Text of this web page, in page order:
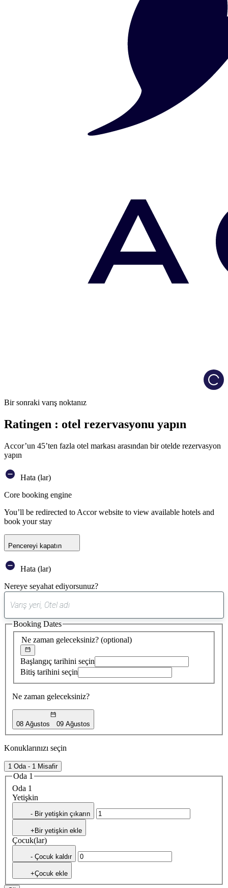
Bir sonraki varış noktanız
Ratingen : otel rezervasyonu yapın
Accor’un 45’ten fazla otel markası arasından bir otelde rezervasyon
yapın
Hata (lar)
Core booking engine
You’ll be redirected to Accor website to view available hotels and
book your stay
Pencereyi kapatın
Hata (lar)
Nereye seyahat ediyorsunuz?
öneri
bulundu
Ne zaman geleceksiniz? (optional)
Başlangıç tarihini seçin
Bitiş tarihini seçin
Ne zaman geleceksiniz?
08 Ağustos 09 Ağustos
Booking Dates
Konuklarınızı seçin
1 Oda - 1 Misafir
Oda 1
Oda 1
Yetişkin
- Bir yetişkin çıkarın
+Bir yetişkin ekle
Çocuk(lar)
- Çocuk kaldır
+Çocuk ekle